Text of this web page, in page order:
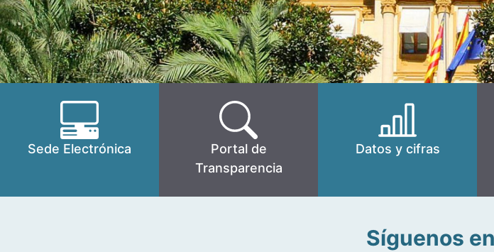
Sede Electrónica
Portal de
Transparencia
Datos y cifras
Síguenos